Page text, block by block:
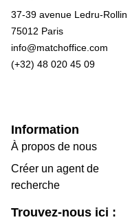
37-39 avenue Ledru-Rollin
75012 Paris
info@matchoffice.com
(+32) 48 020 45 09
Information
À propos de nous
Créer un agent de
recherche
Trouvez-nous ici :